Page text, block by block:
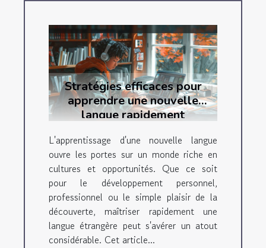
Stratégies efficaces pour
apprendre une nouvelle
langue rapidement
L'apprentissage d'une nouvelle langue
ouvre les portes sur un monde riche en
cultures et opportunités. Que ce soit
pour le développement personnel,
professionnel ou le simple plaisir de la
découverte, maîtriser rapidement une
langue étrangère peut s'avérer un atout
considérable. Cet article...